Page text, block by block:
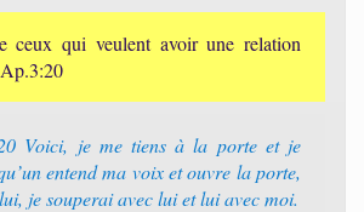
ceux qui veulent avoir une relation
Voici, je me tiens à la porte et je
entend ma voix et ouvre la porte,
je souperai avec lui et lui avec moi.